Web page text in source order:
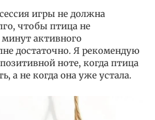
игры не должна
чтобы птица не
минут активного
достаточно. Я рекомендую
ноте, когда птица
а не когда она уже устала.